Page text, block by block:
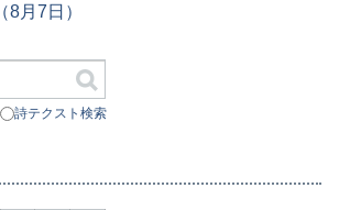
（8月7日）
詩テクスト検索